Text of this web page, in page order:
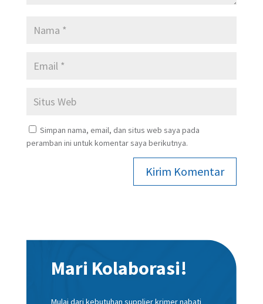
Simpan nama, email, dan situs web saya pada
peramban ini untuk komentar saya berikutnya.
Kirim Komentar
Mari Kolaborasi!
Mulai dari kebutuhan supplier krimer nabati